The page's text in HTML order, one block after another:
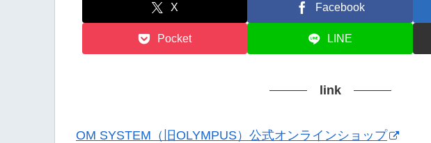
X Facebook
Pocket LINE
link
OM SYSTEM（旧OLYMPUS）公式オンラインショップ